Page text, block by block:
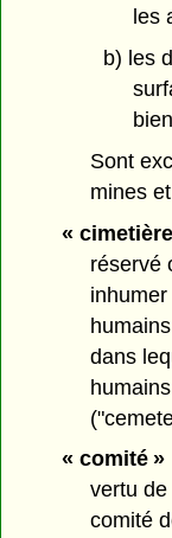
les
b) les
Sont
mines
«
réservé
dans
« comité »
vertu
comité